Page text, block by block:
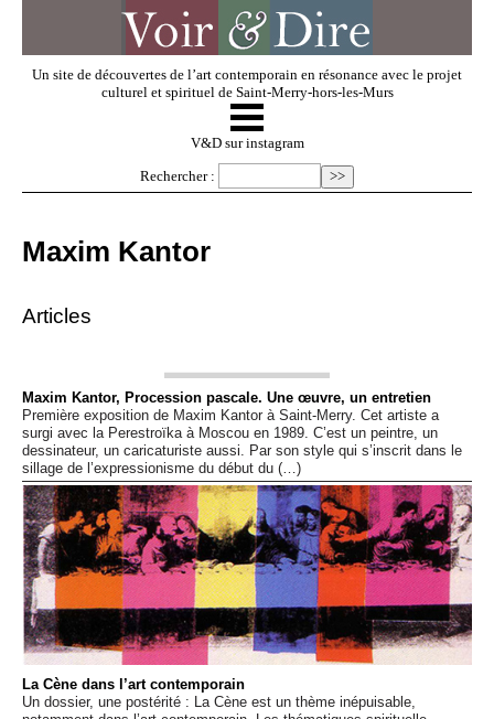
Un site de découvertes de l’art contemporain en résonance avec le projet
culturel et spirituel de Saint-Merry-hors-les-Murs
V & D
Dossiers
Événements
Sacré
Cousinages
☰
V&D sur instagram
Rechercher :
Maxim Kantor
Articles
Maxim Kantor, Procession pascale. Une œuvre, un entretien
Première exposition de Maxim Kantor à Saint-Merry. Cet artiste a
surgi avec la Perestroïka à Moscou en 1989. C’est un peintre, un
dessinateur, un caricaturiste aussi. Par son style qui s’inscrit dans le
sillage de l’expressionisme du début du (…)
La Cène dans l’art contemporain
Un dossier, une postérité : La Cène est un thème inépuisable,